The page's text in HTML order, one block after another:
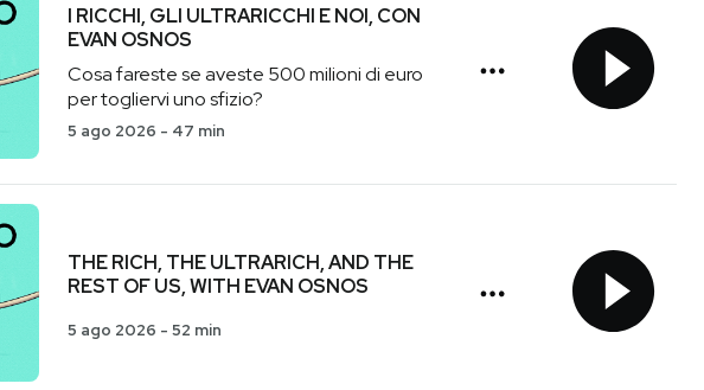
I RICCHI, GLI ULTRARICCHI E NOI, CON
EVAN OSNOS
Cosa fareste se aveste 500 milioni di euro
per togliervi uno sfizio?
5 ago 2026 - 47 min
THE RICH, THE ULTRARICH, AND THE
REST OF US, WITH EVAN OSNOS
5 ago 2026 - 52 min